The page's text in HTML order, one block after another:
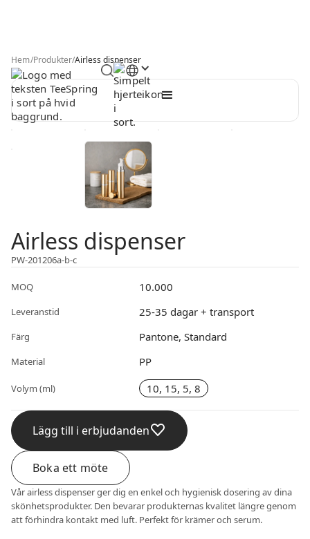
Hem/Produkter/Airless dispenser
Airless dispenser
PW-201206a-b-c
MOQ 10.000
Leveranstid 25-35 dagar + transport
Färg Pantone, Standard
Material PP
Volym (ml) 10, 15, 5, 8
Lägg till i erbjudanden
Boka ett möte
Vår airless dispenser ger dig en enkel och hygienisk dosering av dina
skönhetsprodukter. Den bevarar produkternas kvalitet längre genom
att förhindra kontakt med luft. Perfekt för krämer och serum.